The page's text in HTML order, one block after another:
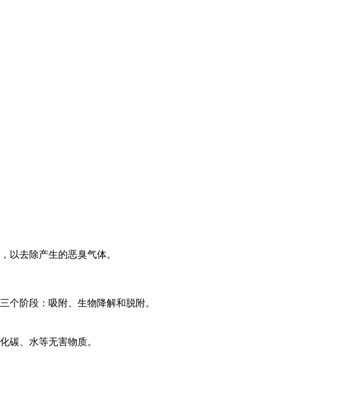
以去除产生的恶臭气体。
个阶段：吸附、生物降解和脱附。
碳、水等无害物质。